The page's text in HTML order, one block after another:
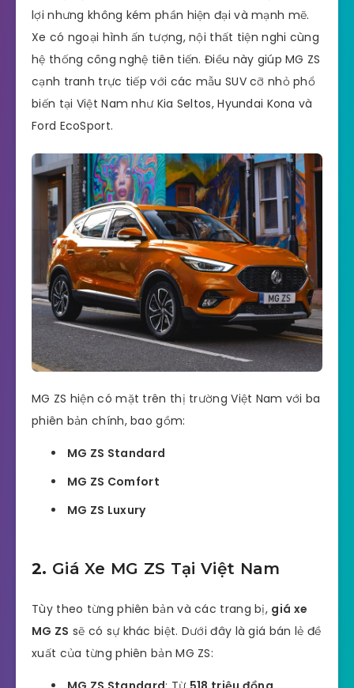
lợi nhưng không kém phần hiện đại và mạnh mẽ.
Xe có ngoại hình ấn tượng, nội thất tiện nghi cùng
hệ thống công nghệ tiên tiến. Điều này giúp MG ZS
cạnh tranh trực tiếp với các mẫu SUV cỡ nhỏ phổ
biến tại Việt Nam như Kia Seltos, Hyundai Kona và
Ford EcoSport.
MG ZS hiện có mặt trên thị trường Việt Nam với ba
phiên bản chính, bao gồm:
MG ZS Standard
MG ZS Comfort
MG ZS Luxury
2. Giá Xe MG ZS Tại Việt Nam
Tùy theo từng phiên bản và các trang bị, giá xe
MG ZS sẽ có sự khác biệt. Dưới đây là giá bán lẻ đề
xuất của từng phiên bản MG ZS: